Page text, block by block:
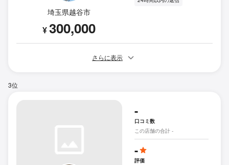
埼玉県越谷市
¥300,000
さらに表示
3位
-
口コミ数
この店舗の合計 -
-
評価